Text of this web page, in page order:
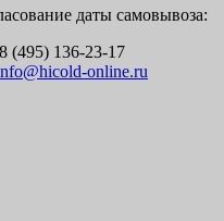
даты самовывоза:
(495) 136-23-17
online.ru